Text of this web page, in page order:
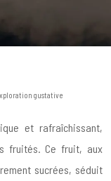
gustative
et rafraîchissant,
fruités. Ce fruit, aux
sucrées, séduit